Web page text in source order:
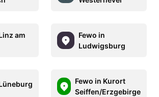
am
Fewo in
Ludwigsburg
Fewo in Kurort
Seiffen/Erzgebirge